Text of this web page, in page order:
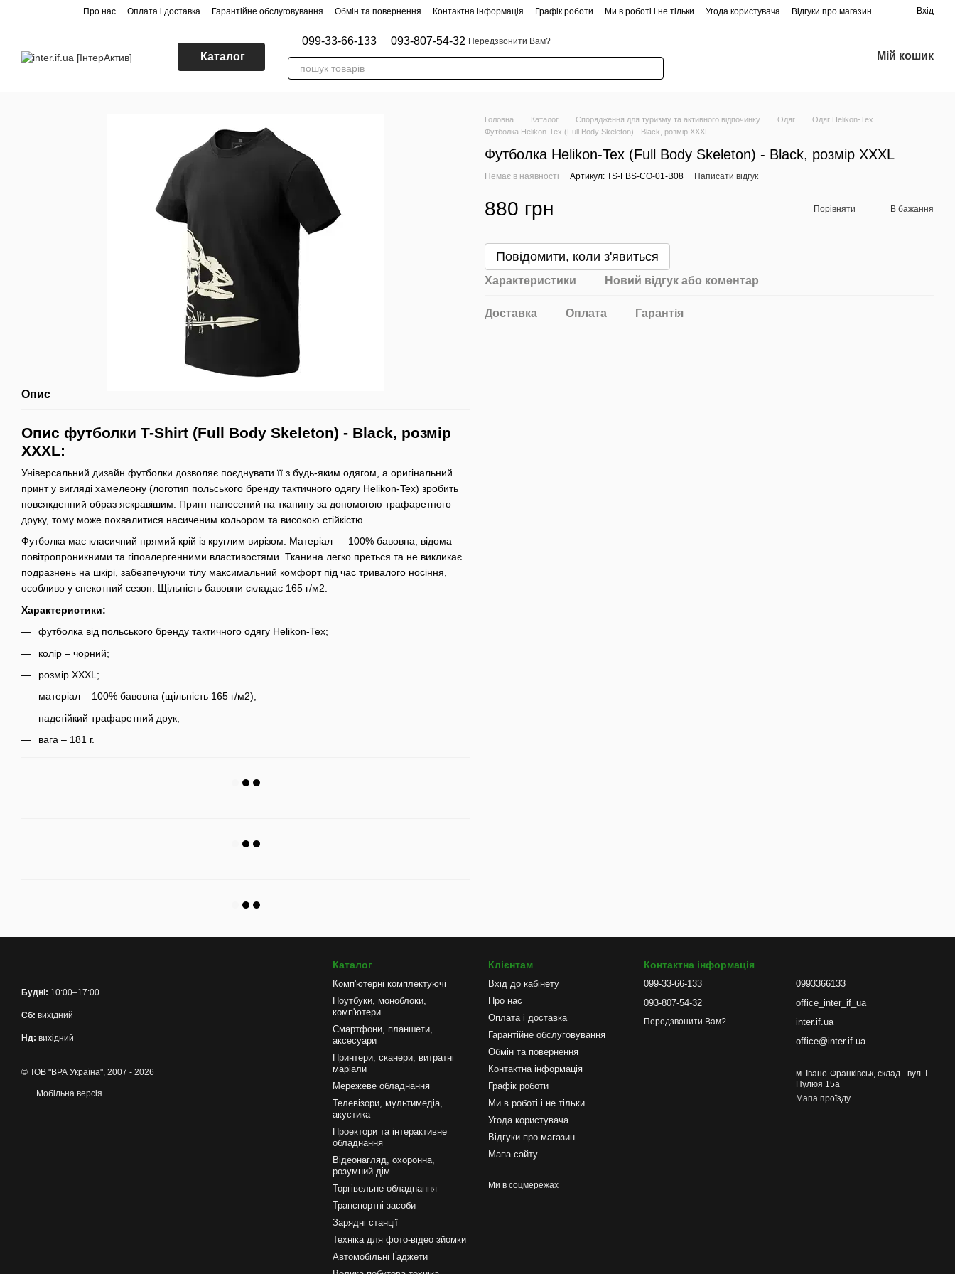
Перейти до основного контенту
Про нас Оплата і доставка Гарантійне обслуговування Обмін та повернення Контактна інформація Графік роботи Ми в роботі і не тільки Угода користувача Відгуки про магазин Вхід
Каталог
099-33-66-133 093-807-54-32 Передзвонити Вам?
Мій кошик
Опис
Опис футболки T-Shirt (Full Body Skeleton) - Black, розмір
XXXL:
Універсальний дизайн футболки дозволяє поєднувати її з будь-яким одягом, а оригінальний
принт у вигляді хамелеону (логотип польського бренду тактичного одягу Helikon-Tex) зробить
повсякденний образ яскравішим. Принт нанесений на тканину за допомогою трафаретного
друку, тому може похвалитися насиченим кольором та високою стійкістю.
Футболка має класичний прямий крій із круглим вирізом. Матеріал — 100% бавовна, відома
повітропроникними та гіпоалергенними властивостями. Тканина легко преться та не викликає
подразнень на шкірі, забезпечуючи тілу максимальний комфорт під час тривалого носіння,
особливо у спекотний сезон. Щільність бавовни складає 165 г/м2.
Характеристики:
футболка від польського бренду тактичного одягу Helikon-Tex;
колір – чорний;
розмір XXXL;
матеріал – 100% бавовна (щільність 165 г/м2);
надстійкий трафаретний друк;
вага – 181 г.
Головна Каталог Спорядження для туризму та активного відпочинку Одяг
Одяг Helikon-Tex
Футболка Helikon-Tex (Full Body Skeleton) - Black, розмір XXXL
Футболка Helikon-Tex (Full Body Skeleton) - Black, розмір XXXL
Немає в наявності Артикул: TS-FBS-CO-01-B08 Написати відгук
880 грн Порівняти В бажання
Повідомити, коли з'явиться
Характеристики Новий відгук або коментар
Доставка Оплата Гарантія
Будні: 10:00–17:00
Сб: вихідний
Нд: вихідний
© ТОВ "ВРА Україна", 2007 - 2026
Мобільна версія
Каталог
Комп'ютерні комплектуючі
Ноутбуки, моноблоки,
комп'ютери
Смартфони, планшети,
аксесуари
Принтери, сканери, витратні
маріали
Мережеве обладнання
Телевізори, мультимедіа,
акустика
Проектори та інтерактивне
обладнання
Відеонагляд, охоронна,
розумний дім
Торгівельне обладнання
Транспортні засоби
Зарядні станції
Техніка для фото-відео зйомки
Автомобільні Ґаджети
Клієнтам
Вхід до кабінету
Про нас
Оплата і доставка
Гарантійне обслуговування
Обмін та повернення
Контактна інформація
Графік роботи
Ми в роботі і не тільки
Угода користувача
Відгуки про магазин
Мапа сайту
Ми в соцмережах
Контактна інформація
099-33-66-133
093-807-54-32
Передзвонити Вам?
0993366133
office_inter_if_ua
inter.if.ua
office@inter.if.ua
м. Івано-Франківськ, склад - вул. І.
Пулюя 15а
Мапа проїзду